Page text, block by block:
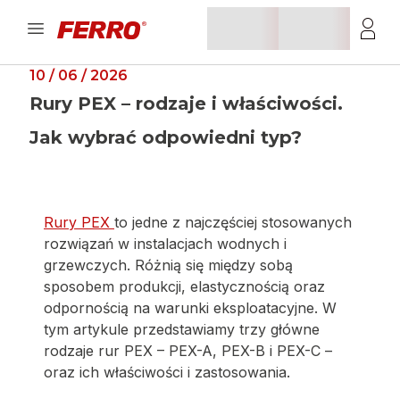
10 / 06 / 2026
Rury PEX – rodzaje i właściwości.
Jak wybrać odpowiedni typ?
Rury PEX to jedne z najczęściej stosowanych
rozwiązań w instalacjach wodnych i
grzewczych. Różnią się między sobą
sposobem produkcji, elastycznością oraz
odpornością na warunki eksploatacyjne. W
tym artykule przedstawiamy trzy główne
rodzaje rur PEX – PEX-A, PEX-B i PEX-C –
oraz ich właściwości i zastosowania.